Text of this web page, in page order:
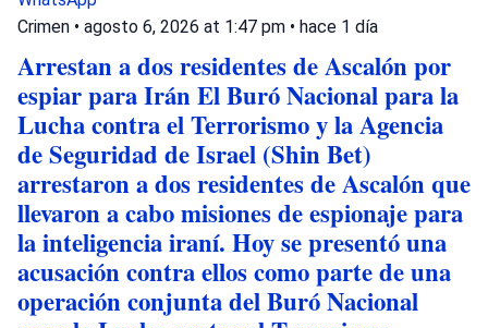
Crimen • agosto 6, 2026 at 1:47 pm • hace 1 día
Arrestan a dos residentes de Ascalón por
espiar para Irán El Buró Nacional para la
Lucha contra el Terrorismo y la Agencia
de Seguridad de Israel (Shin Bet)
arrestaron a dos residentes de Ascalón que
llevaron a cabo misiones de espionaje para
la inteligencia iraní. Hoy se presentó una
acusación contra ellos como parte de una
operación conjunta del Buró Nacional